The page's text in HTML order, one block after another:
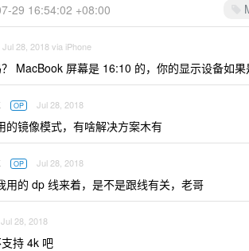
29 16:54:02 +08:00
Jul 28, 2018 via iPhone
MacBook 屏幕是 16:10 的，你的显示设备如果
OP Jul 28, 2018
的镜像模式，有啥解决方案木有
OP Jul 28, 2018
用的 dp 线来着，是不是跟线有关，老哥
Jul 28, 2018
持 4k 吧